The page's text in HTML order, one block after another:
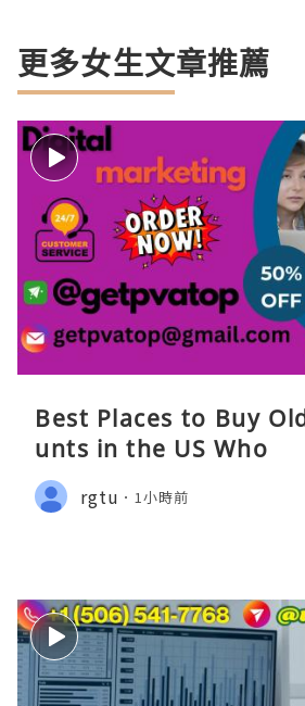
更多女生文章推薦
Best Places to Buy
unts in the US Who
rgtu 1小時前